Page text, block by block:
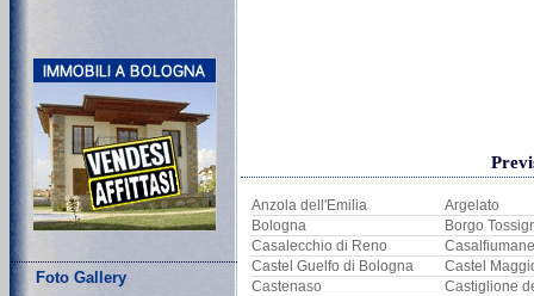
Foto Gallery
Anzola dell'Emilia
Argelato
Bologna
Borgo
Casalecchio di Reno
Castel Guelfo di Bologna
Castel
Castenaso
Castiglione